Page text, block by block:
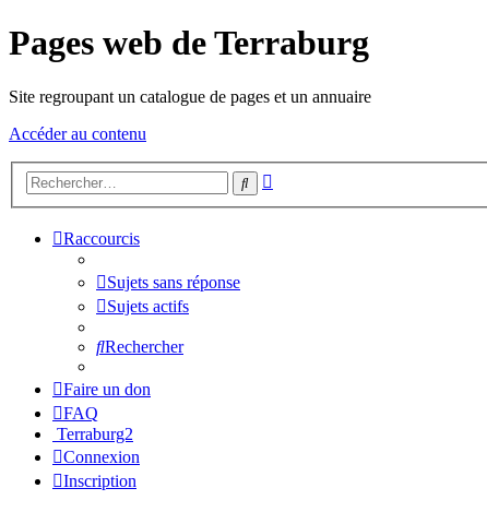
Pages web de Terraburg
Site regroupant un catalogue de pages et un annuaire
Accéder au contenu
Rechercher
Raccourcis
Sujets sans réponse
Sujets actifs
Rechercher
Faire un don
FAQ
Terraburg2
Connexion
Inscription